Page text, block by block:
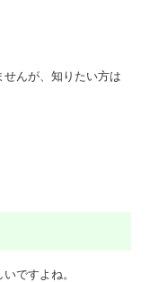
んが、知りたい方は
ですよね。